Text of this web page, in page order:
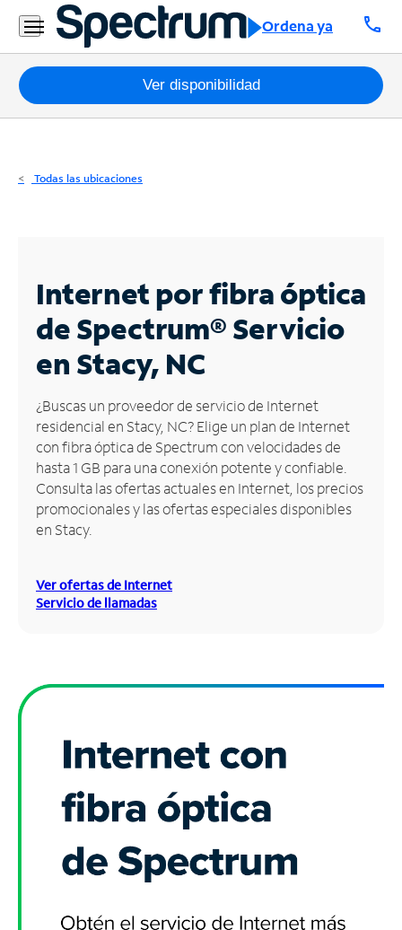
Ordena ya call
Residencial
Business
Paquetes
Internet
Business
Contáctanos
Inglés
Administrar
cuenta
Encuentra
una
tienda
Ver disponibilidad
Todas las ubicaciones
Internet por fibra óptica
de Spectrum®Servicio
en Stacy, NC
¿Buscas un proveedor de servicio de Internet
residencial en Stacy, NC? Elige un plan de Internet
con fibra óptica de Spectrum con velocidades de
hasta 1 GB para una conexión potente y confiable.
Consulta las ofertas actuales en Internet, los precios
promocionales y las ofertas especiales disponibles
en Stacy.
Ver ofertas de Internet
Servicio de llamadas